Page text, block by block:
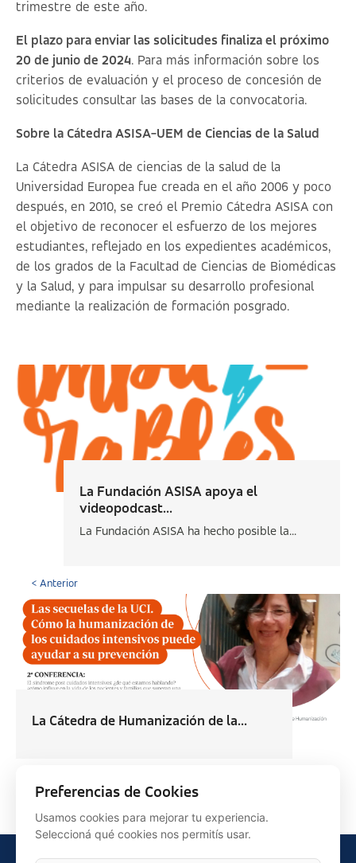
trimestre de este año.
El plazo para enviar las solicitudes finaliza el próximo
20 de junio de 2024. Para más información sobre los
criterios de evaluación y el proceso de concesión de
solicitudes consultar las bases de la convocatoria.
Sobre la Cátedra ASISA-UEM de Ciencias de la Salud
La Cátedra ASISA de ciencias de la salud de la
Universidad Europea fue creada en el año 2006 y poco
después, en 2010, se creó el Premio Cátedra ASISA con
el objetivo de reconocer el esfuerzo de los mejores
estudiantes, reflejado en los expedientes académicos,
de los grados de la Facultad de Ciencias de Biomédicas
y la Salud, y para impulsar su desarrollo profesional
mediante la realización de formación posgrado.
La Fundación ASISA apoya el
videopodcast...
La Fundación ASISA ha hecho posible la...
< Anterior
La Cátedra de Humanización de la...
Preferencias de Cookies
Usamos cookies para mejorar tu experiencia.
Seleccioná qué cookies nos permitís usar.